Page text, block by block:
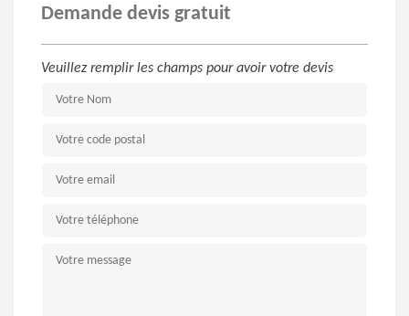
Demande devis gratuit
Veuillez remplir les champs pour avoir votre devis